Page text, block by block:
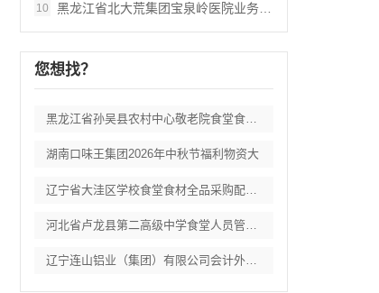
10 黑龙江省北大荒集团宝泉岭医院业务应用系统
您想找？
黑龙江省孙吴县农村中心敬老院食堂食材采购
湖南口味王集团2026年中秋节福利物资大
河北省卢龙县第二高级中学食堂人员管理服务
辽宁连山铝业（集团）有限公司会计外包服务